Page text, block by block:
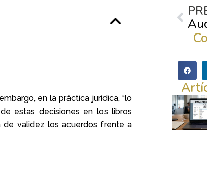
en la práctica jurídica, “lo
estas decisiones en los libros
de validez los acuerdos frente a